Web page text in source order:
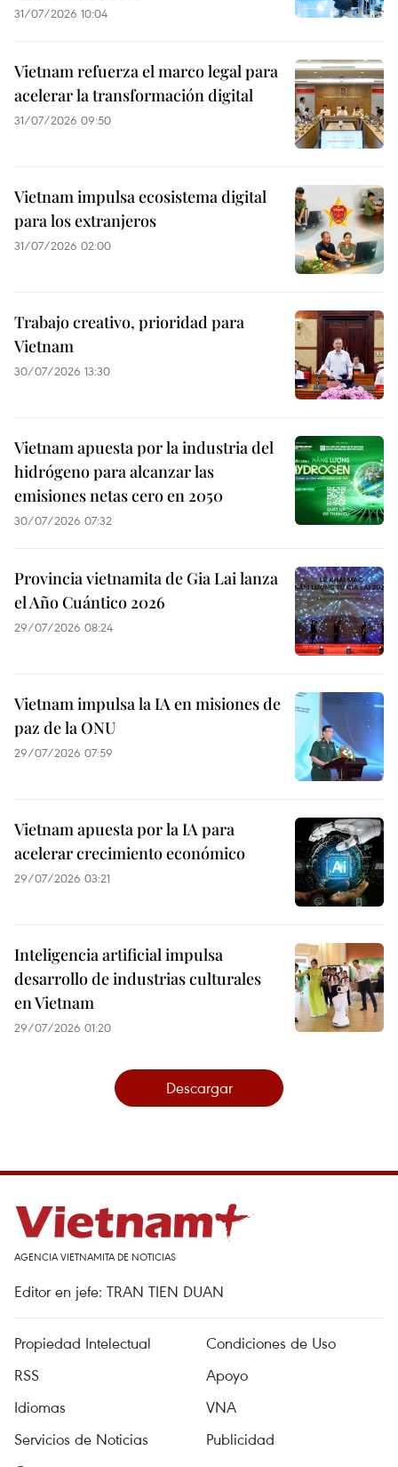
31/07/2026 10:04
Vietnam refuerza el marco legal para
acelerar la transformación digital
31/07/2026 09:50
Vietnam impulsa ecosistema digital
para los extranjeros
31/07/2026 02:00
Trabajo creativo, prioridad para
Vietnam
30/07/2026 13:30
Vietnam apuesta por la industria del
hidrógeno para alcanzar las
emisiones netas cero en 2050
30/07/2026 07:32
Provincia vietnamita de Gia Lai lanza
el Año Cuántico 2026
29/07/2026 08:24
Vietnam impulsa la IA en misiones de
paz de la ONU
29/07/2026 07:59
Vietnam apuesta por la IA para
acelerar crecimiento económico
29/07/2026 03:21
Inteligencia artificial impulsa
desarrollo de industrias culturales
en Vietnam
29/07/2026 01:20
Descargar
AGENCIA VIETNAMITA DE NOTICIAS
Editor en jefe: TRAN TIEN DUAN
Propiedad Intelectual
Condiciones de Uso
RSS
Apoyo
Idiomas
VNA
Servicios de Noticias
Publicidad